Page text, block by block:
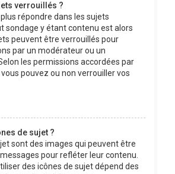
verrouillés ?
répondre dans les sujets
sondage y étant contenu est alors
peuvent être verrouillés pour
par un modérateur ou un
les permissions accordées par
vous pouvez ou non verrouiller vos
de sujet ?
sont des images qui peuvent être
pour refléter leur contenu.
des icônes de sujet dépend des